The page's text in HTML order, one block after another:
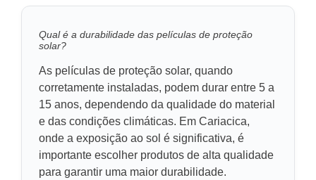
Qual é a durabilidade das películas de proteção
solar?
As películas de proteção solar, quando
corretamente instaladas, podem durar entre 5 a
15 anos, dependendo da qualidade do material
e das condições climáticas. Em Cariacica,
onde a exposição ao sol é significativa, é
importante escolher produtos de alta qualidade
para garantir uma maior durabilidade.